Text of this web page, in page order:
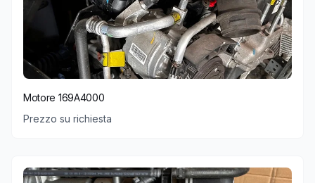
Motore 169A4000
Prezzo su richiesta